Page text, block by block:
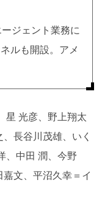
ジェント業務に
ルも開設。アメ
光彦、野上翔太
長谷川茂雄、いく
、中田 潤、今野
文、平沼久幸＝イ